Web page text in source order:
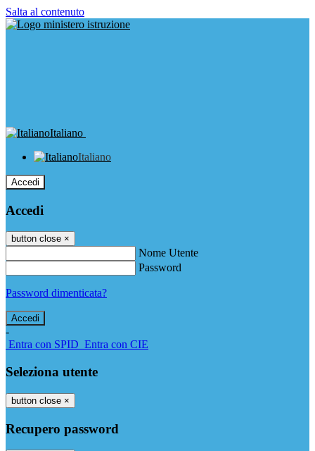
Salta al contenuto
Italiano
Italiano
Accedi
Accedi
button close ×
Nome Utente
Password
Password dimenticata?
-
Entra con SPID Entra con CIE
Seleziona utente
button close ×
Recupero password